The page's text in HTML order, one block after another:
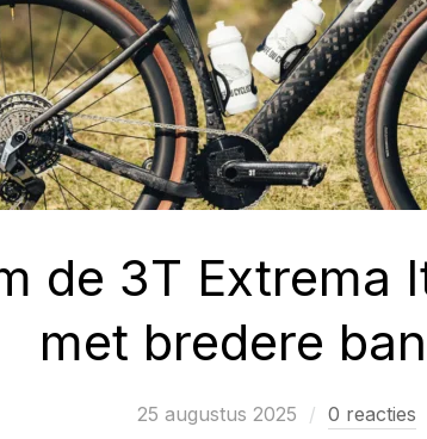
de 3T Extrema
met bredere
25 augustus 2025 0 reacties